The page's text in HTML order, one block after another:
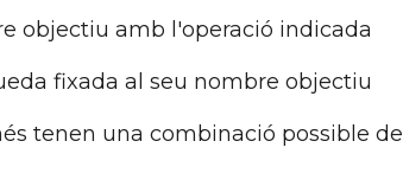
objectiu amb l'operació indicada
fixada al seu nombre objectiu
tenen una combinació possible